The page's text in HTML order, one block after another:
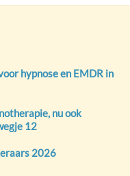
hypnose en EMDR in
nu ook
12
2026